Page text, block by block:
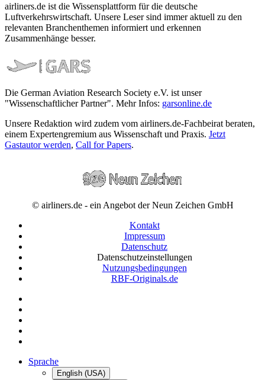
airliners.de ist die Wissensplattform für die deutsche
Luftverkehrswirtschaft. Unsere Leser sind immer aktuell zu den
relevanten Branchenthemen informiert und erkennen
Zusammenhänge besser.
Die German Aviation Research Society e.V. ist unser
"Wissenschaftlicher Partner". Mehr Infos: garsonline.de
Unsere Redaktion wird zudem vom airliners.de-Fachbeirat beraten,
einem Expertengremium aus Wissenschaft und Praxis. Jetzt
Gastautor werden, Call for Papers.
© airliners.de - ein Angebot der Neun Zeichen GmbH
Kontakt
Impressum
Datenschutz
Datenschutzeinstellungen
Nutzungsbedingungen
RBF-Originals.de
Sprache
English (USA)